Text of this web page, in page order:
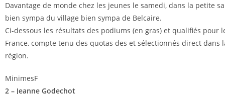
Davantage de monde chez les jeunes le samedi, dans la petite
bien sympa du village bien sympa de Belcaire.
Ci-dessous les résultats des podiums (en gras) et qualifiés pour
France, compte tenu des quotas des et sélectionnés direct dans
région.
MinimesF
2 – Jeanne Godechot